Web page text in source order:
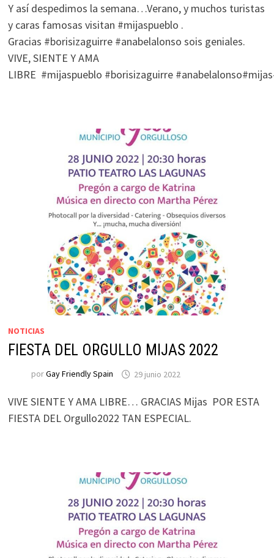
Y así despedimos la semana…Verano, y muchos turistas
y caras famosas visitan #mijaspueblo .
Gracias #borisizaguirre #anabelalonso sois geniales.
VIVE, SIENTE Y AMA
LIBRE #mijaspueblo #borisizaguirre
NOTICIAS
FIESTA DEL ORGULLO MIJAS 2022
porGay Friendly Spain 29 junio 2022
VIVE SIENTE Y AMA LIBRE… GRACIAS Mijas POR ESTA
FIESTA DEL Orgullo2022 TAN ESPECIAL.